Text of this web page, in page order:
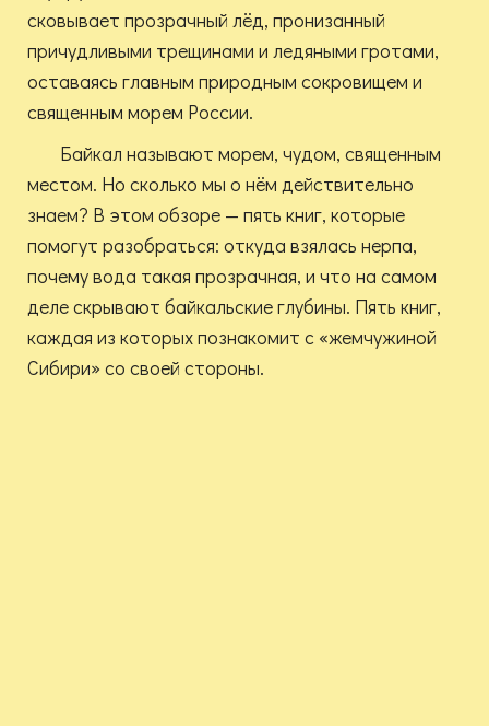
сковывает прозрачный лёд, пронизанный
причудливыми трещинами и ледяными гротами,
оставаясь главным природным сокровищем и
священным морем России.
Байкал называют морем, чудом, священным
местом. Но сколько мы о нём действительно
знаем? В этом обзоре — пять книг, которые
помогут разобраться: откуда взялась нерпа,
почему вода такая прозрачная, и что на самом
деле скрывают байкальские глубины. Пять книг,
каждая из которых познакомит с «жемчужиной
Сибири» со своей стороны.